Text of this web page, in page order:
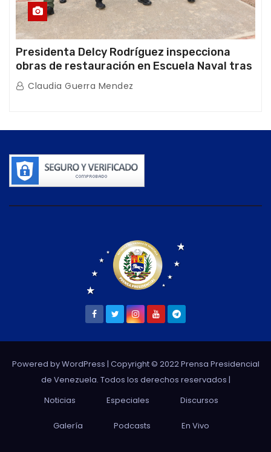
Presidenta Delcy Rodríguez inspecciona
obras de restauración en Escuela Naval tras
afectaciones sísmicas en La Guaira
Claudia Guerra Mendez
Powered by WordPress | Copyright © 2022 Prensa Presidencial
de Venezuela. Todos los derechos reservados |
Noticias
Especiales Discursos
Galería Podcasts En Vivo